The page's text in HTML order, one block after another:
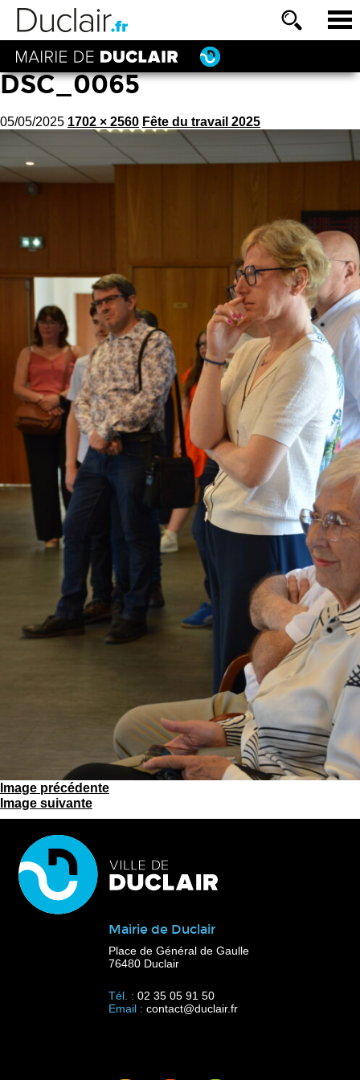
DSC_0065
05/05/2025 1702 × 2560 Fête du travail 2025
Image précédente
Image suivante
Mairie de Duclair
Place de Général de Gaulle
76480 Duclair
Tél. : 02 35 05 91 50
Email : contact@duclair.fr